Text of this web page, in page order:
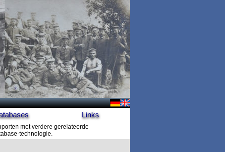
Links
met verdere gerelateerde
technologie.